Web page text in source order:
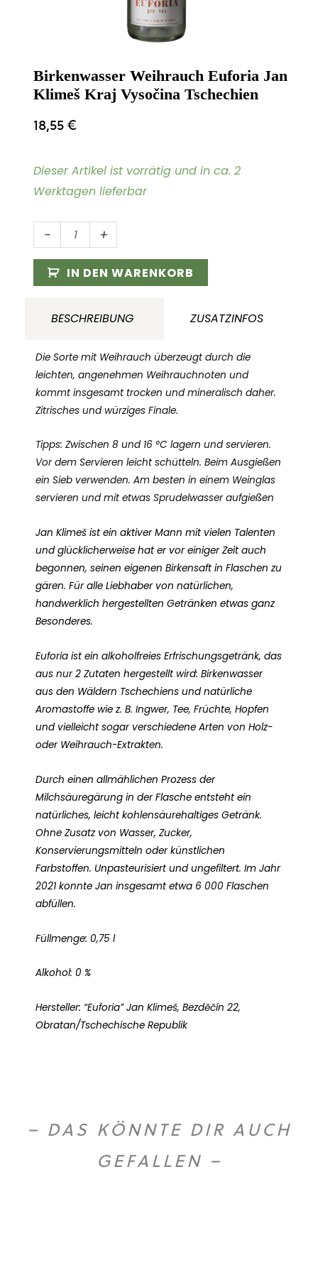
Birkenwasser Weihrauch Euforia Jan
Klimeš Kraj Vysočina Tschechien
18,55€
Dieser Artikel ist vorrätig und in ca. 2
Werktagen lieferbar
-
Birkenwasser
Weihrauch
Euforia
Klimeš
Vysočina
Tschechien
Menge
+
IN DEN WARENKORB
BESCHREIBUNG ZUSATZINFOS
Die Sorte mit Weihrauch überzeugt durch die
leichten, angenehmen Weihrauchnoten und
kommt insgesamt trocken und mineralisch daher.
Zitrisches und würziges Finale.
Tipps: Zwischen 8 und 16 °C lagern und servieren.
Vor dem Servieren leicht schütteln. Beim Ausgießen
ein Sieb verwenden. Am besten in einem Weinglas
servieren und mit etwas Sprudelwasser aufgießen
Jan Klimeš ist ein aktiver Mann mit vielen Talenten
und glücklicherweise hat er vor einiger Zeit auch
begonnen, seinen eigenen Birkensaft in Flaschen zu
gären. Für alle Liebhaber von natürlichen,
handwerklich hergestellten Getränken etwas ganz
Besonderes.
Euforia ist ein alkoholfreies Erfrischungsgetränk, das
aus nur 2 Zutaten hergestellt wird: Birkenwasser
aus den Wäldern Tschechiens und natürliche
Aromastoffe wie z. B. Ingwer, Tee, Früchte, Hopfen
und vielleicht sogar verschiedene Arten von Holz-
oder Weihrauch-Extrakten.
Durch einen allmählichen Prozess der
Milchsäuregärung in der Flasche entsteht ein
natürliches, leicht kohlensäurehaltiges Getränk.
Ohne Zusatz von Wasser, Zucker,
Konservierungsmitteln oder künstlichen
Farbstoffen. Unpasteurisiert und ungefiltert. Im Jahr
2021 konnte Jan insgesamt etwa 6 000 Flaschen
abfüllen.
Füllmenge: 0,75 l
Alkohol: 0 %
Hersteller: “Euforia” Jan Klimeš, Bezděčín 22,
Obratan/Tschechische Republik
– DAS KÖNNTE DIR AUCH
GEFALLEN –